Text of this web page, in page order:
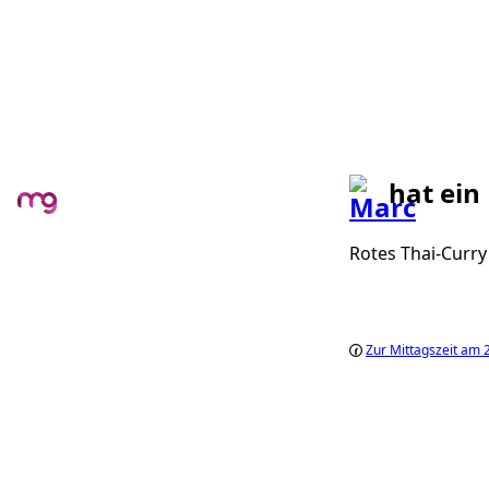
hat ein
Rotes Thai-Curry
Zur Mittagszeit am